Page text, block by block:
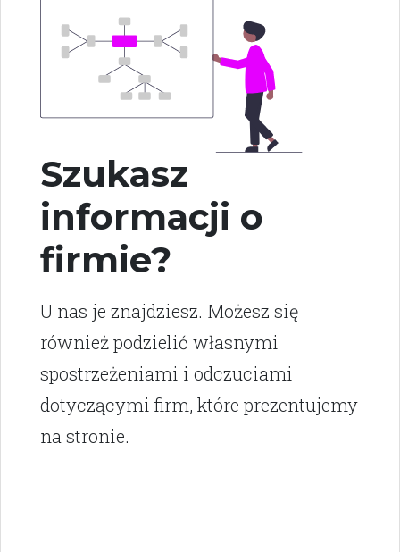
Szukasz
informacji o
firmie?
U nas je znajdziesz. Możesz się
również podzielić własnymi
spostrzeżeniami i odczuciami
dotyczącymi firm, które prezentujemy
na stronie.